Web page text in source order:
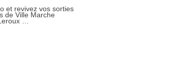
et revivez vos sorties
de Ville Marche
…